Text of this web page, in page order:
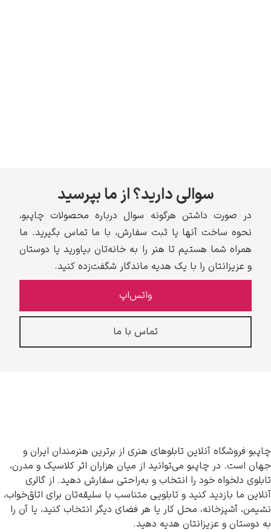
سوالی دارید؟ از ما بپرسید
در صورت داشتن هرگونه سوال درباره محصولات چاپبو،
نحوه ساخت آنها یا ثبت سفارش، با ما تماس بگیرید. ما
همراه شما هستیم تا هنر را به خانه‌تان بیاورید یا دوستان
و عزیزانتان را با یک هدیه ماندگار شگفت‌زده کنید.
واتس‌اپ
تماس با ما
چاپبو فروشگاه آنلاین تابلوهای هنری از برترین هنرمندان ایران و
جهان است. در چاپبو می‌توانید از میان هزاران اثر کلاسیک و مدرن،
تابلوی دلخواه خود را انتخاب و به‌راحتی سفارش دهید. از گالری
آنلاین ما بازدید کنید و تابلویی متناسب با سلیقه‌تان برای اتاق‌خواب،
نشیمن، آشپزخانه، محل کار یا هر فضای دیگر انتخاب کنید، یا آن را
به دوستان و عزیزانتان هدیه دهید.